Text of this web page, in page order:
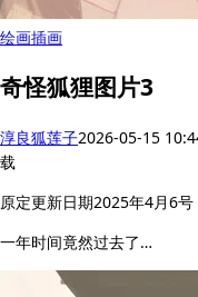
绘画插画
奇怪狐狸图片3
淳良狐莲子2026-05-15
载
原定更新日期2025年4月6号
一年时间竟然过去了…